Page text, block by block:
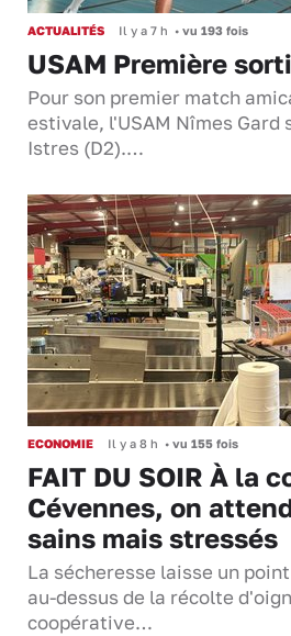
ACTUALITÉS Il y a 7 h • vu 193 fois
USAM Première
Pour son premier match
estivale, l'USAM Nîmes Gard
Istres (D2).…
ECONOMIE Il y a 8 h • vu 155 fois
FAIT DU SOIR À la
Cévennes, on
sains mais stressés
La sécheresse laisse un
au-dessus de la récolte
coopérative…